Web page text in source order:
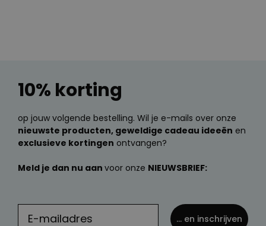
10% korting
op jouw volgende bestelling. Wil je e-mails over onze
nieuwste producten, geweldige cadeau ideeën en
exclusieve kortingen ontvangen?
Meld je dan nu aan voor onze NIEUWSBRIEF:
... en inschrijven